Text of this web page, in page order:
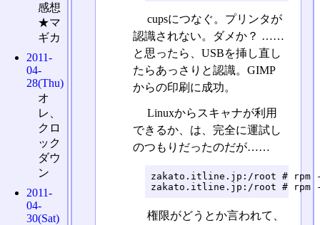
cupsにつなぐ。プリンタが
認識されない。ダメか？ ……
と思ったら、USBを挿し直し
たらあっさりと認識。GIMP
からの印刷に成功。
Linuxからスキャナが利用
できるか、は、完全に運試し
のつもりだったのだが……
zakato.itline.jp:/root # rpm -
zakato.itline.jp:/root # rpm -
権限がどうとか言われて、
感想
★マ
ギカ
2011-
04-
28(Thu)
オ
レ、
クロ
ック
ダウ
ン
2011-
04-
30(Sat)